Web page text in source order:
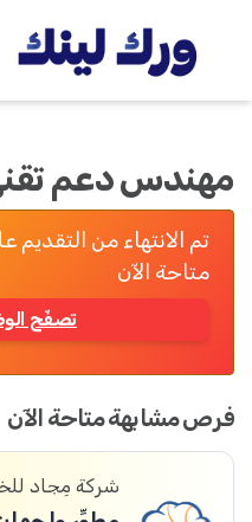
مهندس دعم
تم الانتهاء من
متاحة الآن
تصفّح
فرص مشابهة متاحة الآن
شركة مِجاد